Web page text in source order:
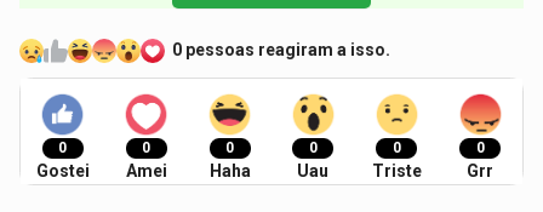
0 pessoas reagiram a isso.
0
Gostei
0
Amei
0
Haha
0
Uau
0
Triste
0
Grr